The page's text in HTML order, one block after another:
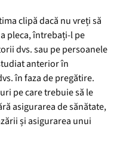
clipă dacă nu vreți să
pleca, întrebați-l pe
dvs. sau pe persoanele
anterior în
în faza de pregătire.
pe care trebuie să le
asigurarea de sănătate,
și asigurarea unui